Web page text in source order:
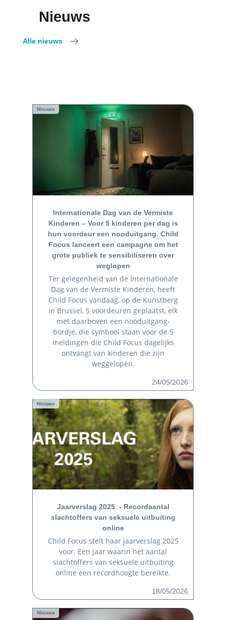
Nieuws
Alle nieuws
Nieuws
Internationale Dag van de Vermiste
Kinderen – Voor 5 kinderen per dag is
hun voordeur een nooduitgang. Child
Focus lanceert een campagne om het
grote publiek te sensibiliseren over
weglopen
Ter gelegenheid van de Internationale
Dag van de Vermiste Kinderen, heeft
Child Focus vandaag, op de Kunstberg
in Brussel, 5 voordeuren geplaatst, elk
met daarboven een nooduitgang-
bordje, die symbool staan voor de 5
meldingen die Child Focus dagelijks
ontvangt van kinderen die zijn
weggelopen.
24/05/2026
Nieuws
Jaarverslag 2025 - Recordaantal
slachtoffers van seksuele uitbuiting
online
Child Focus stelt haar jaarverslag 2025
voor. Een jaar waarin het aantal
slachtoffers van seksuele uitbuiting
online een recordhoogte bereikte.
18/05/2026
Nieuws